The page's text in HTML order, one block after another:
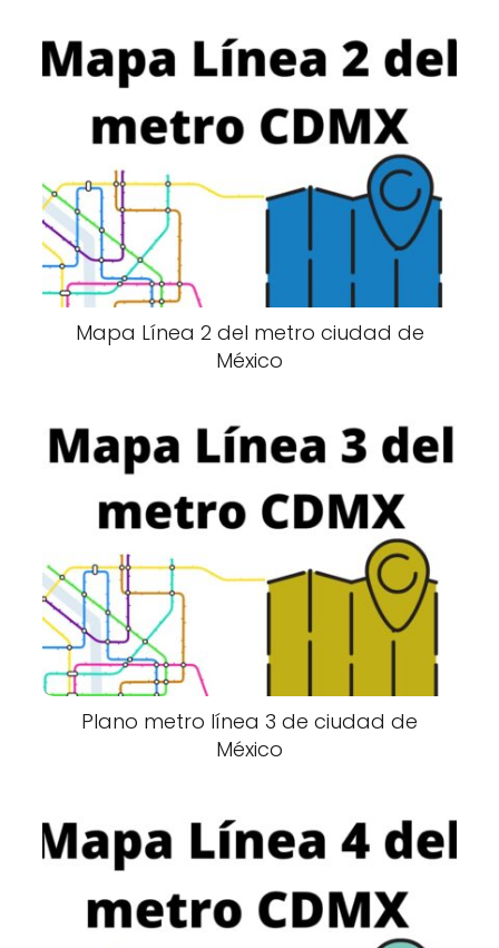
Mapa Línea 2 del metro ciudad de
México
Plano metro línea 3 de ciudad de
México